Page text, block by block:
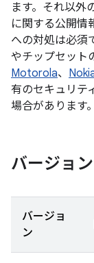
ます。それ以外
に関する公開情
への対処は必須
やチップセット
Motorola、
有のセキュリテ
場合があります。
バージョン
バージョ
ン